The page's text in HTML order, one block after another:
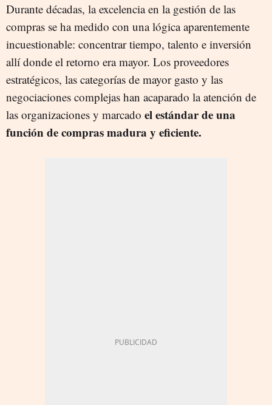
Durante décadas, la excelencia en la gestión de las
compras se ha medido con una lógica aparentemente
incuestionable: concentrar tiempo, talento e inversión
allí donde el retorno era mayor. Los proveedores
estratégicos, las categorías de mayor gasto y las
negociaciones complejas han acaparado la atención de
las organizaciones y marcado el estándar de una
función de compras madura y eficiente.